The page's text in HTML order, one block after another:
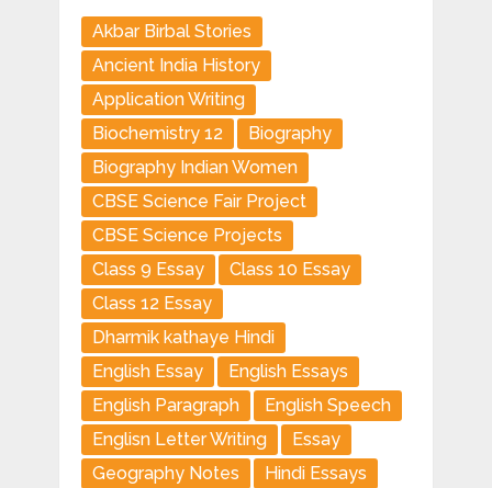
Akbar Birbal Stories
Ancient India History
Application Writing
Biochemistry 12
Biography
Biography Indian Women
CBSE Science Fair Project
CBSE Science Projects
Class 9 Essay
Class 10 Essay
Class 12 Essay
Dharmik kathaye Hindi
English Essay
English Essays
English Paragraph
English Speech
Englisn Letter Writing
Essay
Geography Notes
Hindi Essays